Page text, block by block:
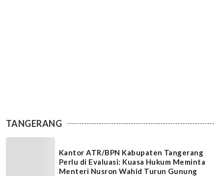
TANGERANG
Kantor ATR/BPN Kabupaten Tangerang
Perlu di Evaluasi: Kuasa Hukum Meminta
Menteri Nusron Wahid Turun Gunung